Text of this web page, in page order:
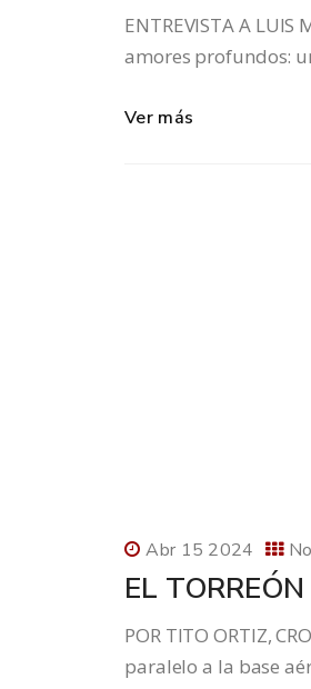
ENTREVISTA A LUIS
amores profundos:
Ver más
Abr 15 2024
EL
POR TITO ORTIZ,
paralelo a la base